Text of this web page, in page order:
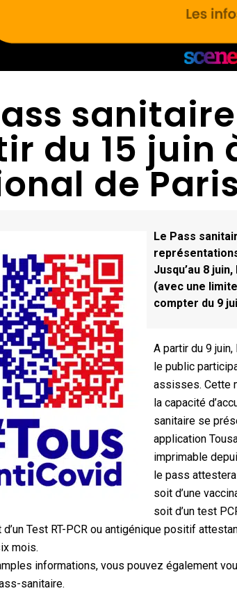
du 15 juin
de Paris
Le Pass
Jusqu’au 8
(avec une
compter du 9
A partir du 9
le public
assisses. Cette
la capacité
sanitaire se
application
imprimable
le pass attestera
soit d’une
soit d’un test
Test RT-PCR ou antigénique positif
mois.
informations, vous pouvez également
sanitaire.